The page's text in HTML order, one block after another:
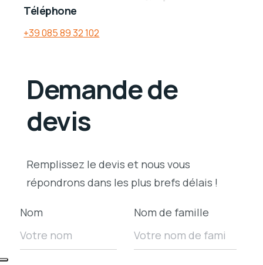
Téléphone
+39 085 89 32 102
Demande de
devis
Remplissez le devis et nous vous
répondrons dans les plus brefs délais !
Nom Nom de famille